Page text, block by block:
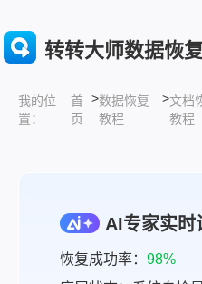
转转大师数据恢
我的位
置：
首
页
>数据恢复
教程
>文档
教程
AI专家实时
恢复成功率： 98%